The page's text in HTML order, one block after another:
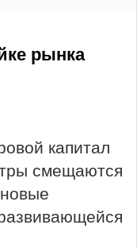
рынка
капитал
смещаются